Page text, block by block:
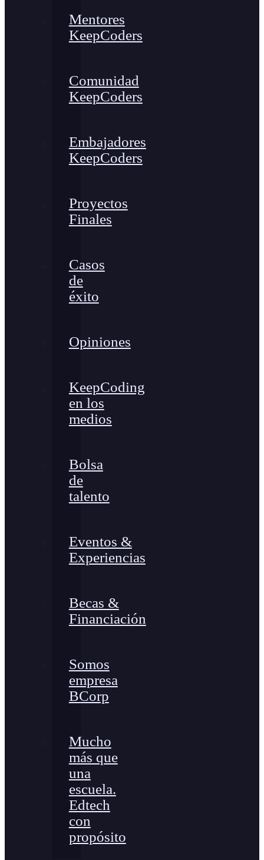
Mentores
KeepCoders
Comunidad
KeepCoders
Embajadores
KeepCoders
Proyectos
Finales
Casos
de
éxito
Opiniones
KeepCoding
en los
medios
Bolsa
de
talento
Eventos &
Experiencias
Becas &
Financiación
Somos
empresa
BCorp
Mucho
más que
una
escuela.
Edtech
con
propósito